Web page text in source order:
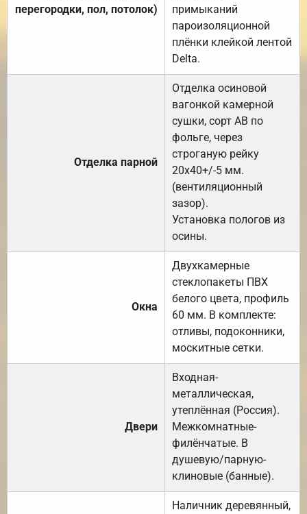
перегородки, пол, потолок)
примыканий
пароизоляционной
плёнки клейкой лентой
Delta.
Отделка парной
Отделка осиновой
вагонкой камерной
сушки, сорт АВ по
фольге, через
строганую рейку
20х40+/-5 мм.
(вентиляционный
зазор).
Установка пологов из
осины.
Окна
Двухкамерные
стеклопакеты ПВХ
белого цвета, профиль
60 мм. В комплекте:
отливы, подоконники,
москитные сетки.
Двери
Входная-
металлическая,
утеплённая (Россия).
Межкомнатные-
филёнчатые. В
душевую/парную-
клиновые (банные).
Наличник деревянный,